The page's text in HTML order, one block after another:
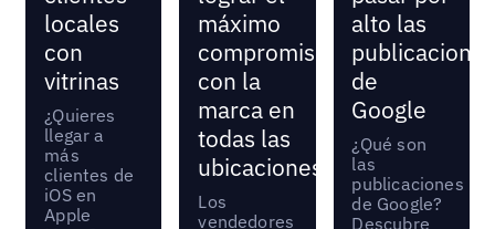
locales
con
vitrinas
¿Quieres
llegar a
más
clientes de
iOS en
Apple
máximo
compromiso
con la
marca en
todas las
ubicaciones
Los
vendedores
alto las
de
Google
¿Qué son
las
publicaciones
de Google?
Descubre